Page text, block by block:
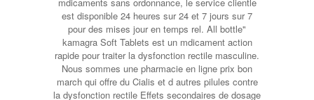
est disponible 24 heures sur 24 et 7 jours sur 7
pour des mises jour en temps rel. All bottle"
kamagra Soft Tablets est un mdicament action
rapide pour traiter la dysfonction rectile masculine.
Nous sommes une pharmacie en ligne prix bon
march qui offre du Cialis et d autres pilules contre
la dysfonction rectile Effets secondaires de dosage